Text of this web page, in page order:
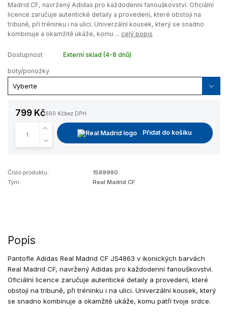
Madrid CF, navržený Adidas pro každodenní fanouškovství. Oficiální
licence zaručuje autentické detaily a provedení, které obstojí na
tribuně, při tréninku i na ulici. Univerzální kousek, který se snadno
kombinuje a okamžitě ukáže, komu ... celý popis
Dostupnost Externí sklad (4-8 dnů)
boty/ponožky
799 Kč660 Kčbez DPH
Přidat do košíku
Číslo produktu:
1589980
Tým:
Real Madrid CF
Popis
Pantofle Adidas Real Madrid CF JS4863 v ikonických barvách
Real Madrid CF, navržený Adidas pro každodenní fanouškovství.
Oficiální licence zaručuje autentické detaily a provedení, které
obstojí na tribuně, při tréninku i na ulici. Univerzální kousek, který
se snadno kombinuje a okamžitě ukáže, komu patří tvoje srdce.